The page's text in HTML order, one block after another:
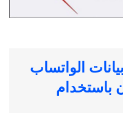
نقل بيانات الواتساب
باستخدام